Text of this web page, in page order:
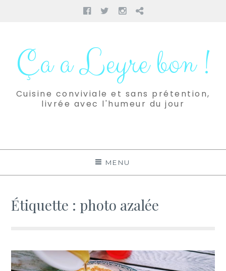
Facebook
TwitterInstagram
Pinterest
contenuÇa a Leyre bon !
Cuisine conviviale et sans prétention,
livrée avec l'humeur du jour
MENU
Étiquette : photo azalée